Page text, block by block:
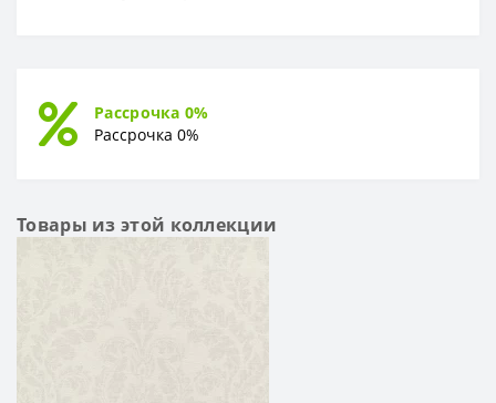
Рассрочка 0%
Рассрочка 0%
Товары из этой коллекции